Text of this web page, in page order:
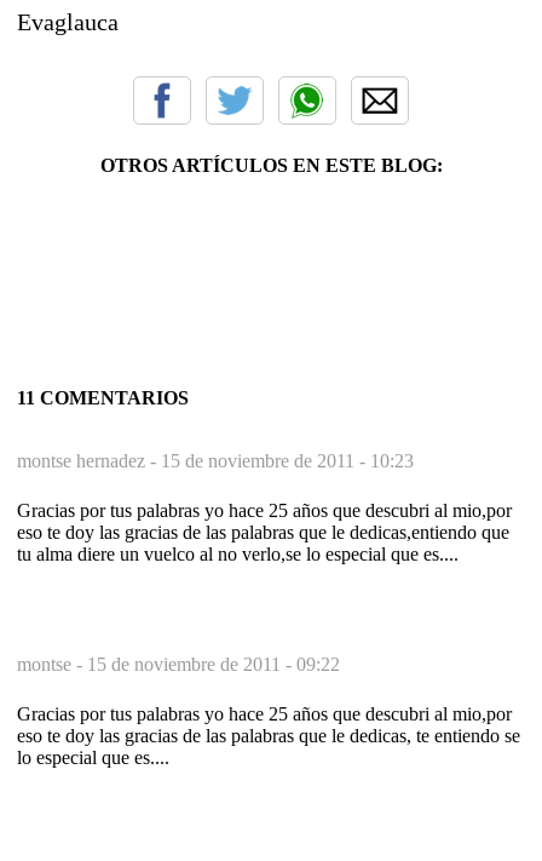
Evaglauca
OTROS ARTÍCULOS EN ESTE BLOG:
11 COMENTARIOS
montse hernadez - 15 de noviembre de 2011 - 10:23
Gracias por tus palabras yo hace 25 años que descubri al mio,por
eso te doy las gracias de las palabras que le dedicas,entiendo que
tu alma diere un vuelco al no verlo,se lo especial que es....
montse - 15 de noviembre de 2011 - 09:22
Gracias por tus palabras yo hace 25 años que descubri al mio,por
eso te doy las gracias de las palabras que le dedicas, te entiendo se
lo especial que es....